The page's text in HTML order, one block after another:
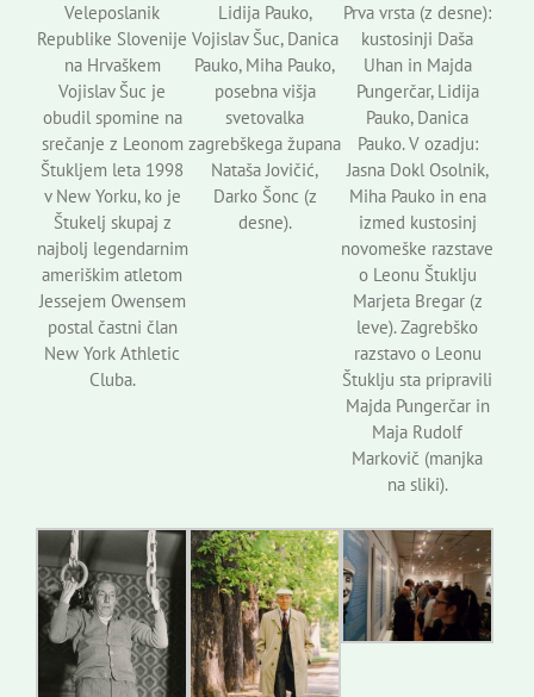
Veleposlanik
Republike Slovenije
na Hrvaškem
Vojislav Šuc je
obudil spomine na
srečanje z Leonom
Štukljem leta 1998
v New Yorku, ko je
Štukelj skupaj z
najbolj legendarnim
ameriškim atletom
Jessejem Owensem
postal častni član
New York Athletic
Cluba.
Lidija Pauko,
Vojislav Šuc, Danica
Pauko, Miha Pauko,
posebna višja
svetovalka
zagrebškega župana
Nataša Jovičić,
Darko Šonc (z
desne).
Prva vrsta (z desne):
kustosinji Daša
Uhan in Majda
Pungerčar, Lidija
Pauko, Danica
Pauko. V ozadju:
Jasna Dokl Osolnik,
Miha Pauko in ena
izmed kustosinj
novomeške razstave
o Leonu Štuklju
Marjeta Bregar (z
leve). Zagrebško
razstavo o Leonu
Štuklju sta pripravili
Majda Pungerčar in
Maja Rudolf
Markovič (manjka
na sliki).